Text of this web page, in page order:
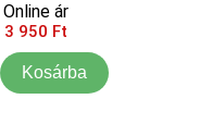
Online ár
3 950 Ft
Kosárba